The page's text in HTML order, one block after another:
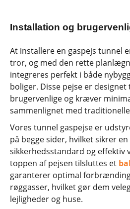
Installation og
At installere en gaspejs tunnel
tror, og med den rette
integreres perfekt i både
boliger. Disse pejse er
brugervenlige og kræver
sammenlignet med
Vores tunnel gaspejse er
på begge sider, hvilket sikrer
sikkerhedsstandard og effektiv
toppen af pejsen tilsluttes et
garanterer optimal
røggasser, hvilket gør dem
lejligheder og huse.